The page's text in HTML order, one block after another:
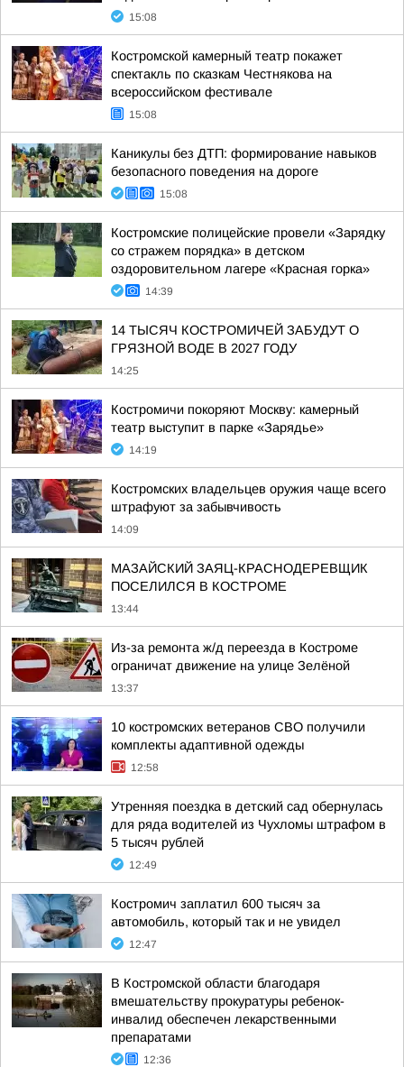
15:08
Костромской камерный театр покажет
спектакль по сказкам Честнякова на
всероссийском фестивале
15:08
Каникулы без ДТП: формирование навыков
безопасного поведения на дороге
15:08
Костромские полицейские провели «Зарядку
со стражем порядка» в детском
оздоровительном лагере «Красная горка»
14:39
14 ТЫСЯЧ КОСТРОМИЧЕЙ ЗАБУДУТ О
ГРЯЗНОЙ ВОДЕ В 2027 ГОДУ
14:25
Костромичи покоряют Москву: камерный
театр выступит в парке «Зарядье»
14:19
Костромских владельцев оружия чаще всего
штрафуют за забывчивость
14:09
МАЗАЙСКИЙ ЗАЯЦ-КРАСНОДЕРЕВЩИК
ПОСЕЛИЛСЯ В КОСТРОМЕ
13:44
Из-за ремонта ж/д переезда в Костроме
ограничат движение на улице Зелёной
13:37
10 костромских ветеранов СВО получили
комплекты адаптивной одежды
12:58
Утренняя поездка в детский сад обернулась
для ряда водителей из Чухломы штрафом в
5 тысяч рублей
12:49
Костромич заплатил 600 тысяч за
автомобиль, который так и не увидел
12:47
В Костромской области благодаря
вмешательству прокуратуры ребенок-
инвалид обеспечен лекарственными
препаратами
12:36